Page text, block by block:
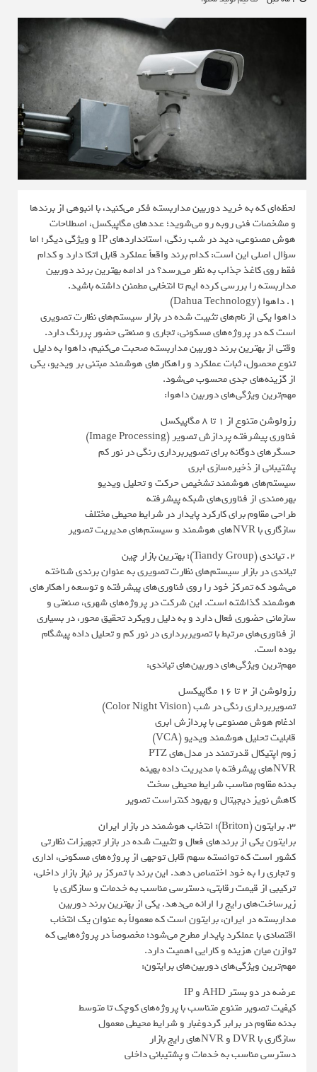
لحظه‌ای که به خرید دوربین مداربسته فکر می‌کنید، با انبوهی از برندها
و مشخصات فنی روبه‌ رو می‌شوید؛ عددهای مگاپیکسل، اصطلاحات
هوش مصنوعی، دید در شب رنگی، استانداردهای IP و ویژگی دیگر؛ اما
سؤال اصلی این است: کدام برند واقعاً عملکرد قابل اتکا دارد و کدام
فقط روی کاغذ جذاب به نظر می‌رسد؟ در ادامه بهترین برند دوربین
مداربسته را بررسی کرده ایم تا انتخابی مطمئن داشته باشید.
1. داهوا (Dahua Technology)
داهوا یکی از نام‌های تثبیت ‌شده در بازار سیستم‌های نظارت تصویری
است که در پروژه‌های مسکونی، تجاری و صنعتی حضور پررنگ دارد.
وقتی از بهترین برند دوربین مداربسته صحبت می‌کنیم، داهوا به‌ دلیل
تنوع محصول، ثبات عملکرد و راهکارهای هوشمند مبتنی بر ویدیو، یکی
از گزینه‌های جدی محسوب می‌شود.
مهم‌ترین ویژگی‌های دوربین داهوا:
رزولوشن متنوع از 1 تا 8 مگاپیکسل
فناوری پیشرفته پردازش تصویر (Image Processing)
حسگرهای دوگانه برای تصویربرداری رنگی در نور کم
پشتیبانی از ذخیره‌سازی ابری
سیستم‌های هوشمند تشخیص حرکت و تحلیل ویدیو
بهره‌مندی از فناوری‌های شبکه پیشرفته
طراحی مقاوم برای کارکرد پایدار در شرایط محیطی مختلف
سازگاری با NVRهای هوشمند و سیستم‌های مدیریت تصویر
2. تیاندی (Tiandy Group)؛ بهترین بازار چین
تیاندی در بازار سیستم‌های نظارت تصویری به ‌عنوان برندی شناخته
می‌شود که تمرکز خود را روی فناوری‌های پیشرفته و توسعه راهکارهای
هوشمند گذاشته است. این شرکت در پروژه‌های شهری، صنعتی و
سازمانی حضوری فعال دارد و به دلیل رویکرد تحقیق ‌محور، در بسیاری
از فناوری‌های مرتبط با تصویربرداری در نور کم و تحلیل داده پیشگام
بوده است.
مهم‌ترین ویژگی‌های دوربین‌های تیاندی:
رزولوشن از 2 تا 16 مگاپیکسل
تصویربرداری رنگی در شب (Color Night Vision)
ادغام هوش مصنوعی با پردازش ابری
قابلیت تحلیل هوشمند ویدیو (VCA)
زوم اپتیکال قدرتمند در مدل‌های PTZ
NVRهای پیشرفته با مدیریت داده بهینه
بدنه مقاوم مناسب شرایط محیطی سخت
کاهش نویز دیجیتال و بهبود کنتراست تصویر
3. برایتون (Briton)؛ انتخاب هوشمند در بازار ایران
برایتون یکی از برندهای فعال و تثبیت‌ شده در بازار تجهیزات نظارتی
کشور است که توانسته سهم قابل توجهی از پروژه‌های مسکونی، اداری
و تجاری را به خود اختصاص دهد. این برند با تمرکز بر نیاز بازار داخلی،
ترکیبی از قیمت رقابتی، دسترسی مناسب به خدمات و سازگاری با
زیرساخت‌های رایج را ارائه می‌دهد. یکی از بهترین برند دوربین
مداربسته در ایران، برایتون است که معمولاً به ‌عنوان یک انتخاب
اقتصادی با عملکرد پایدار مطرح می‌شود؛ مخصوصاً در پروژه‌هایی که
توازن میان هزینه و کارایی اهمیت دارد.
مهم‌ترین ویژگی‌های دوربین‌های برایتون:
عرضه در دو بستر AHD و IP
کیفیت تصویر متنوع متناسب با پروژه‌های کوچک تا متوسط
بدنه مقاوم در برابر گردوغبار و شرایط محیطی معمول
سازگاری با DVR و NVRهای رایج بازار
دسترسی مناسب به خدمات و پشتیبانی داخلی